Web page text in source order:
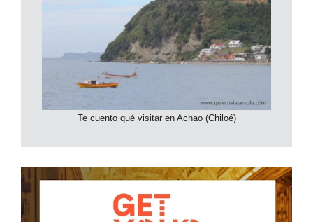
Te cuento qué visitar en Achao (Chiloé)